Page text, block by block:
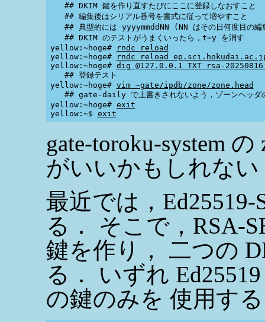
   ## DKIM 鍵を作り直すたびにここに登録しなおすこと
   ## 編集後はシリアル番号を書式に従って増やすこと
## 典型的には yyyymmddNN (NN はその日何度目の編
   ## DKIM のテストがうまくいったら，t=y を消す
yellow:~hoge#
rndc reload
yellow:~hoge#
rndc reload
yellow:~hoge# dig @127.0.0.1 TXT rsa-
   ## 登録テスト
yellow:~hoge# vim ~gate/ipdb/zone/zone.head
## gate-daily で上書きされないよう，ゾーンヘッダ
yellow:~hoge# exit
yellow:~$ exit
gate-toroku-system
がいいかもしれな
最近では，
る． そこで，RSA-
鍵を作り， 二つの
る． いずれ
の鍵のみを 使用す